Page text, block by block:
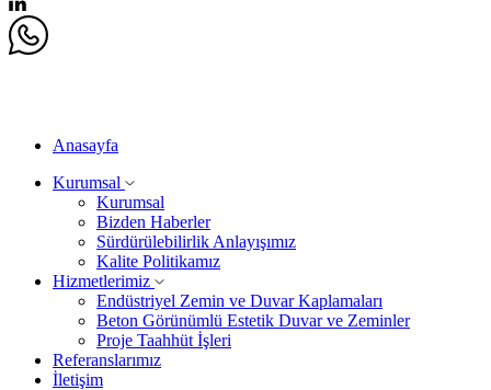
Anasayfa
Kurumsal
Kurumsal
Bizden Haberler
Sürdürülebilirlik Anlayışımız
Kalite Politikamız
Hizmetlerimiz
Endüstriyel Zemin ve Duvar Kaplamaları
Beton Görünümlü Estetik Duvar ve Zeminler
Proje Taahhüt İşleri
Referanslarımız
İletişim